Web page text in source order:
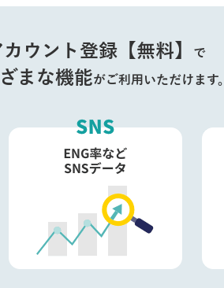
カウント登録【無料】 で
まな機能がご利用いただけます。